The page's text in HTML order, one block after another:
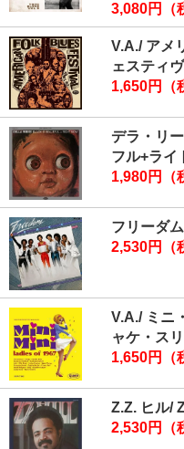
3,080円（
V.A./ アメ
ェスティ
1,650円（
デラ・リ
フル+ライ
1,980円（
フリーダ
2,530円（
V.A./ ミニ
ャケ・ス
1,650円（
Z.Z. ヒル/
2,530円（